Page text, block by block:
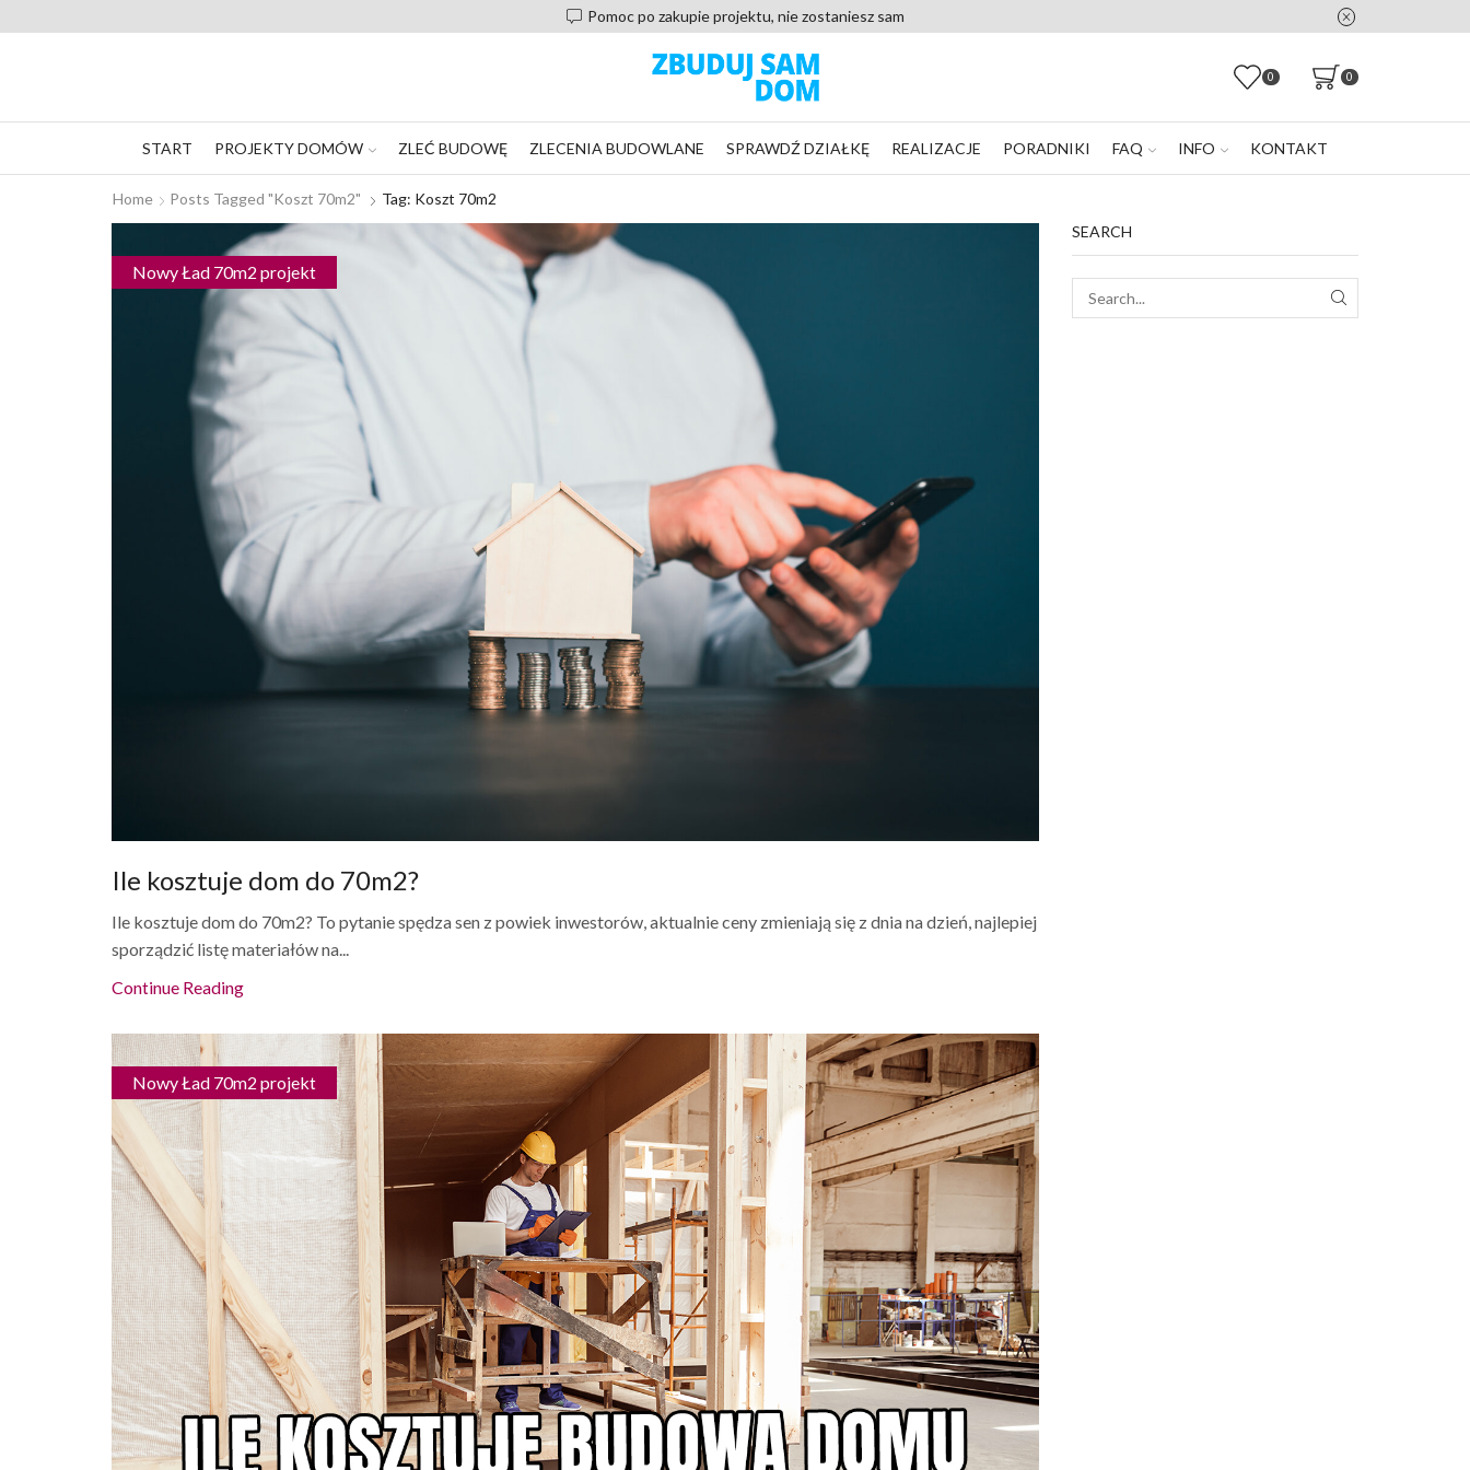
Pomoc po zakupie projektu, nie zostaniesz sam
0 0
START PROJEKTY DOMÓW ZLEĆ BUDOWĘ ZLECENIA BUDOWLANE SPRAWDŹ DZIAŁKĘ REALIZACJE PORADNIKI FAQ INFO KONTAKT
Home Posts Tagged "koszt 70m2" Tag: Koszt 70m2
Nowy Ład 70m2 projekt
Ile kosztuje dom do 70m2?
Ile kosztuje dom do 70m2? To pytanie spędza sen z powiek inwestorów, aktualnie ceny zmieniają się z dnia na dzień, najlepiej
sporządzić listę materiałów na...
Continue Reading
Nowy Ład 70m2 projekt
SEARCH
SEARCH